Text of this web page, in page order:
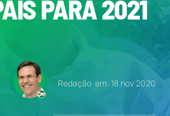
PARA 2021
Redação em: 18 nov 2020